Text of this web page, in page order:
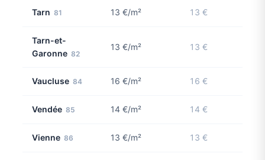
Tarn 81 13 €/m² 13 €
Tarn-et-
Garonne 82
13 €/m² 13 €
Vaucluse 84 16 €/m² 16 €
Vendée 85 14 €/m² 14 €
Vienne 86 13 €/m² 13 €